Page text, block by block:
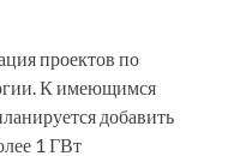
проектов по
К имеющимся
добавить
1 ГВт